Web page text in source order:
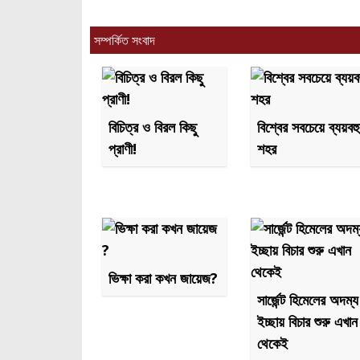
সম্পর্কিত সংবাদ
বিচিত্র ও বিরল কিছু
প্রাণী!
বিশ্বের সবচেয়ে
শহর
ভিক্ষা করা কখন জায়েজ?
সার্জেন্ট হিমেলের অদম্য
ইচ্ছায় বিচার শুরু এখান
থেকেই